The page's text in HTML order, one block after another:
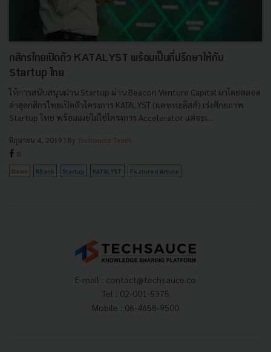
กสิกรไทยเปิดตัว KATALYST พร้อมเป็นที่ปรึกษาให้กับ
Startup ไทย
ให้การสนับสนุนผ่าน Startup ผ่าน Beacon Venture Capital มาโดยตลอด
ล่าสุดกสิกรไทยเปิดตัวโครงการ KATALYST (แคททะลิสต์) เร่งศักยภาพ
Startup ไทย พร้อมเผยไม่ใช่โครงการ Accelerator แต่จะเ...
มิถุนายน 4, 2019 | By Techsauce Team
0
News KBank Startup KATALYST Featured Article
E-mail : contact@techsauce.co
Tel : 02-001-5375
Mobile : 06-4658-9500